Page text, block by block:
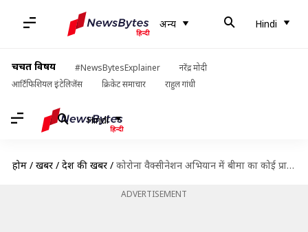
अन्य Hindi
चर्चित विषय #NewsBytesExplainer
नरेंद्र मोदी
आर्टिफिशियल इंटेलिजेंस
क्रिकेट समाचार राहुल गांधी
Hindi
होम / खबरें / देश की खबरें / कोरोना वैक्सीनेशन अभियान में बीमा का कोई प्रावधान नहीं- स्वास्थ्य राज्य मंत्री
ADVERTISEMENT